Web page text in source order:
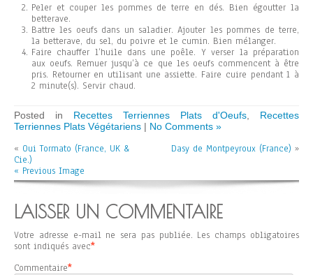
Peler et couper les pommes de terre en dés. Bien égoutter la
betterave.
Battre les oeufs dans un saladier. Ajouter les pommes de terre,
la betterave, du sel, du poivre et le cumin. Bien mélanger.
Faire chauffer l’huile dans une poêle. Y verser la préparation
aux oeufs. Remuer jusqu’à ce que les oeufs commencent à être
pris. Retourner en utilisant une assiette. Faire cuire pendant 1 à
2 minute(s). Servir chaud.
Posted in Recettes Terriennes Plats d'Oeufs
Recettes
Terriennes Plats Végétariens | No Comments »
« Oui Tormato (France, UK &
Cie.)
Dasy de Montpeyroux (France) »
« Previous Image
LAISSER UN COMMENTAIRE
Votre adresse e-mail ne sera pas publiée. Les champs obligatoires
sont indiqués avec*
Commentaire*